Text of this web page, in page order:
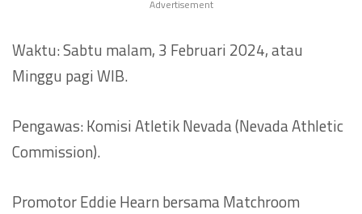
Advertisement
Waktu: Sabtu malam, 3 Februari 2024, atau
Minggu pagi WIB.
Pengawas: Komisi Atletik Nevada (Nevada Athletic
Commission).
Promotor Eddie Hearn bersama Matchroom